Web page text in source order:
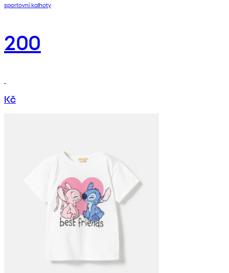
sportovní kalhoty
200
Kč